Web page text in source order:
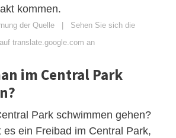
kommen.
der Quelle
Sehen Sie sich die
translate.google.com an
im Central Park
Park schwimmen gehen?
es ein Freibad im Central Park,